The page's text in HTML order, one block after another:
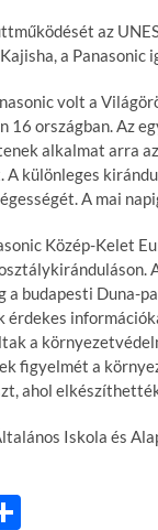
az
a Panasonic
volt a
16 országban. Az
alkalmat arra
különleges
A mai
Közép-Kelet
budapesti Duna-
a
figyelmét a
ahol
Iskola és